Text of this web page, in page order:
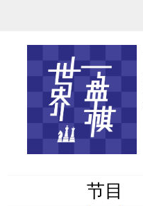
节目